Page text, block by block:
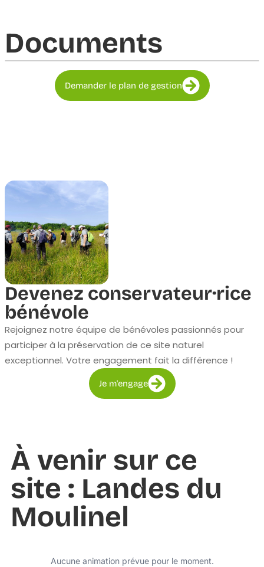
Documents​
Demander le plan de gestion
Devenez conservateur·rice
bénévole
Rejoignez notre équipe de bénévoles passionnés pour
participer à la préservation de ce site naturel
exceptionnel. Votre engagement fait la différence !
Je m'engage
À venir sur ce
site : Landes du
Moulinel
Aucune animation prévue pour le moment.